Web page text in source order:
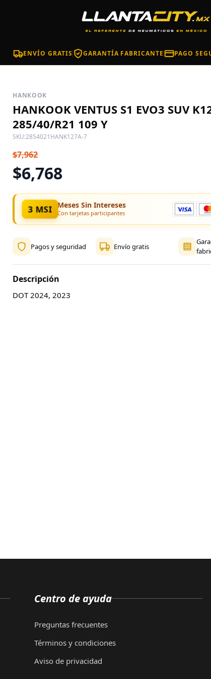
ENVÍO GRATIS GARANTÍA FABRICANTE PAGO
HANKOOK
HANKOOK VENTUS S1 EVO3 SUV
285/40/R21 109 Y
SKU:2854021HANK127A-7
$7,962
$6,768
3 MSI Meses Sin Intereses
Con tarjetas participantes
Pagos y seguridad Envío gratis
Descripción
DOT 2024, 2023
Centro de ayuda
Preguntas frecuentes
Términos y condiciones
Aviso de privacidad